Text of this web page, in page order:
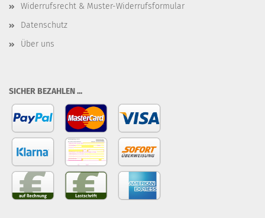
Widerrufsrecht & Muster-Widerrufsformular
Datenschutz
Über uns
SICHER BEZAHLEN ...